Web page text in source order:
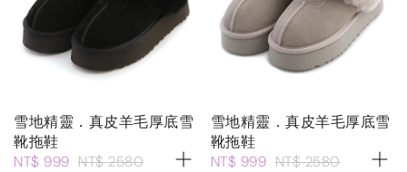
雪地精靈．真皮羊毛厚底雪
靴拖鞋
NT$ 999 NT$ 2580
雪地精靈．真皮羊毛厚底雪
靴拖鞋
NT$ 999 NT$ 2580